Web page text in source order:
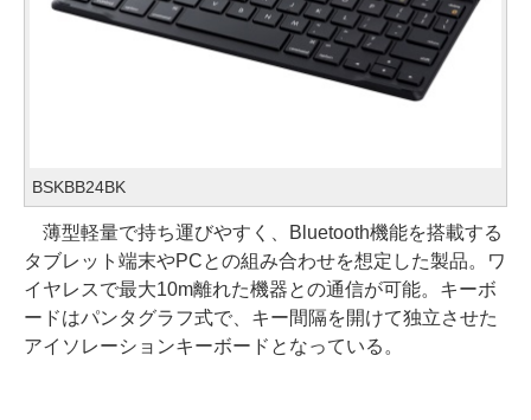
BSKBB24BK
薄型軽量で持ち運びやすく、Bluetooth機能を搭載する
タブレット端末やPCとの組み合わせを想定した製品。ワ
イヤレスで最大10m離れた機器との通信が可能。キーボ
ードはパンタグラフ式で、キー間隔を開けて独立させた
アイソレーションキーボードとなっている。